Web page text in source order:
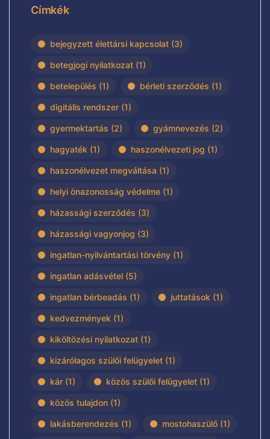
Címkék
bejegyzett élettársi kapcsolat (3)
betegjogi nyilatkozat (1)
betelepülés (1) bérleti szerződés (1)
digitális rendszer (1)
gyermektartás (2) gyámnevezés (2)
hagyaték (1) haszonélvezeti jog (1)
haszonélvezet megváltása (1)
helyi önazonosság védelme (1)
házassági szerződés (3)
házassági vagyonjog (3)
ingatlan-nyilvántartási törvény (1)
ingatlan adásvétel (5)
ingatlan bérbeadás (1) juttatások (1)
kedvezmények (1)
kiköltözési nyilatkozat (1)
kizárólagos szülői felügyelet (1)
kár (1) közös szülői felügyelet (1)
közös tulajdon (1)
lakásberendezés (1) mostohaszülő (1)